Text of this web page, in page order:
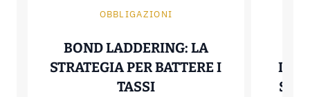
OBBLIGAZIONI
BOND LADDERING: LA
STRATEGIA PER BATTERE I
TASSIBOND LADDERING: LA